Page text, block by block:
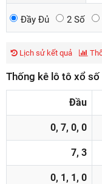
Đầy Đủ 2 Số
Lịch sử kết quả
Thống kê lô tô xổ
Đầu
0, 7, 0, 0
7, 3
0, 1, 1, 0